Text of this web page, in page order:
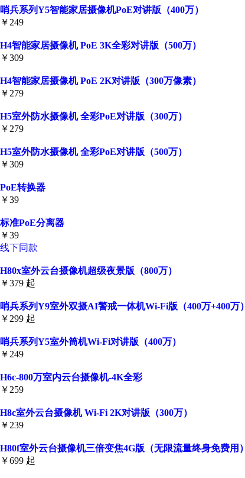
哨兵系列Y5智能家居摄像机PoE对讲版（400万）
￥249
H4智能家居摄像机 PoE 3K全彩对讲版（500万）
￥309
H4智能家居摄像机 PoE 2K对讲版（300万像素）
￥279
H5室外防水摄像机 全彩PoE对讲版（300万）
￥279
H5室外防水摄像机 全彩PoE对讲版（500万）
￥309
PoE转换器
￥39
标准PoE分离器
￥39
线下同款
H80x室外云台摄像机超级夜景版（800万）
￥379 起
哨兵系列Y9室外双摄AI警戒一体机Wi-Fi版（400万+400万）
￥299 起
哨兵系列Y5室外筒机Wi-Fi对讲版（400万）
￥249
H6c-800万室内云台摄像机-4K全彩
￥259
H8c室外云台摄像机 Wi-Fi 2K对讲版（300万）
￥239
H80f室外云台摄像机三倍变焦4G版（无限流量终身免费用）
￥699 起